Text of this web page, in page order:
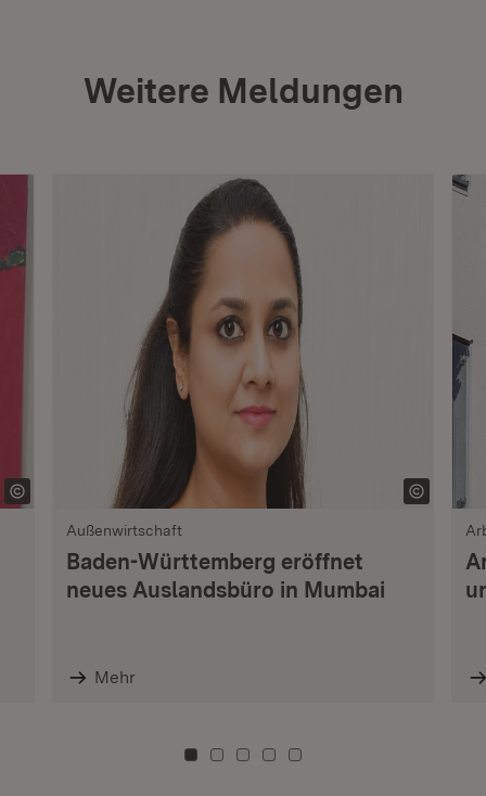
Weitere Meldungen
Außenwirtschaft
Baden-Württemberg eröffnet
neues Auslandsbüro in Mumbai
Mehr
Zu Kachel: 0
Zu Kachel: 3
Zu Kachel: 6
Zu Kachel: 9
Zu Kachel: 12